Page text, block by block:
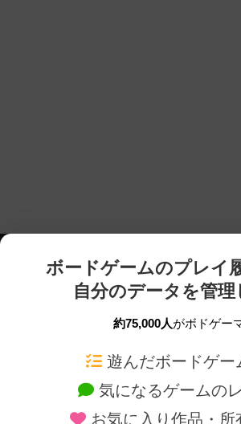
ボードゲームのプレイ
自分のデータを管理
約75,000人がボドゲー
遊んだボードゲー
気になるゲームの
お気に入り作品・
ボードゲームを検索する